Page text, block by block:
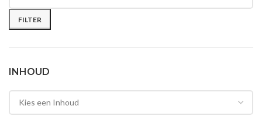
FILTER
INHOUD